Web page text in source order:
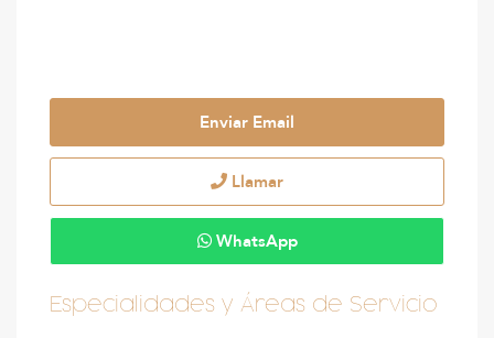
Enviar Email
Llamar
WhatsApp
Especialidades y Áreas de Servicio